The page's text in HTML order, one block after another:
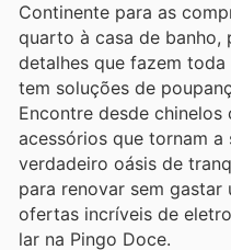
Continente para as
quarto à casa de banho,
detalhes que fazem
tem soluções de
Encontre desde
acessórios que tornam a
verdadeiro oásis de
para renovar sem
ofertas incríveis de
lar na Pingo Doce.